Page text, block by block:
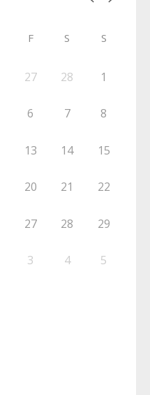
F S S
27 28 1
6 7 8
13 14 15
20 21 22
27 28 29
3 4 5